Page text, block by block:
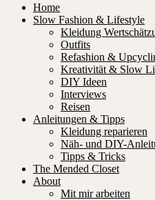
Home
Slow Fashion & Lifestyle
Kleidung
Outfits
Refashion &
Kreativität & Slow
DIY Ideen
Interviews
Reisen
Anleitungen & Tipps
Kleidung reparieren
Näh- und DIY-
Tipps & Tricks
The Mended Closet
About
Mit mir arbeiten